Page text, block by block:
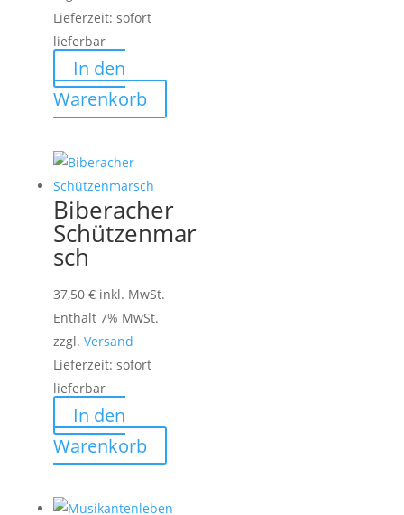
Lieferzeit: sofort
lieferbar
In den
Warenkorb
Biberacher
Schützenmar
sch
37,50 € inkl. MwSt.
Enthält 7% MwSt.
zzgl. Versand
Lieferzeit: sofort
lieferbar
In den
Warenkorb